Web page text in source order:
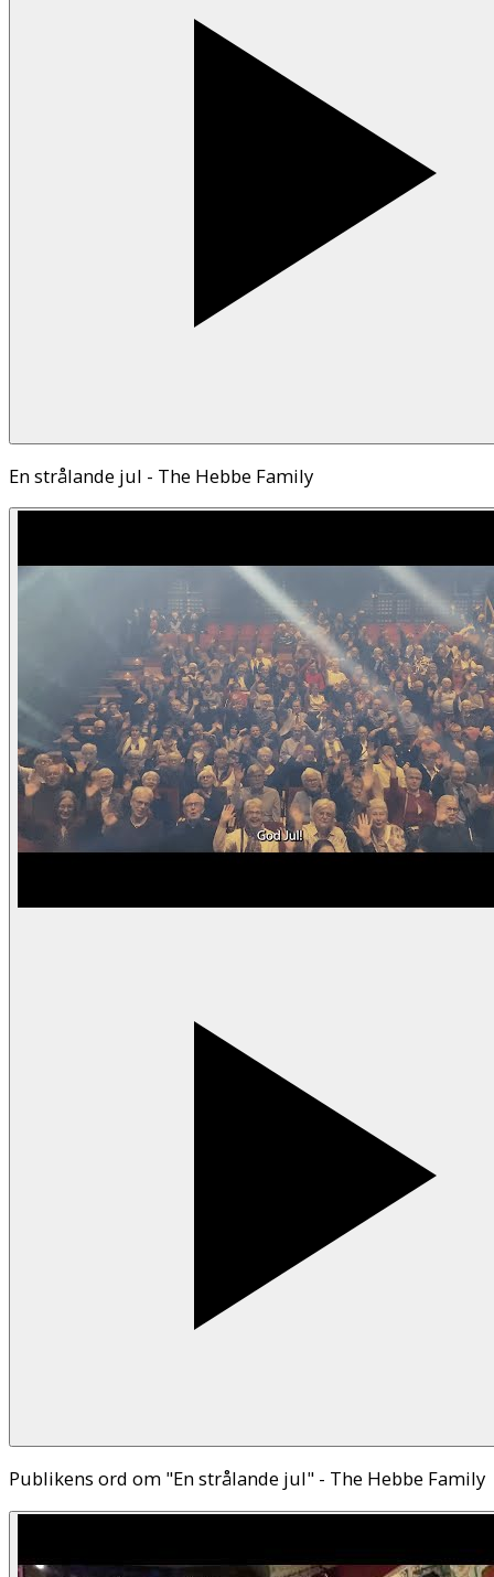
En strålande jul - The Hebbe Family
Publikens ord om "En strålande jul" - The Hebbe Family